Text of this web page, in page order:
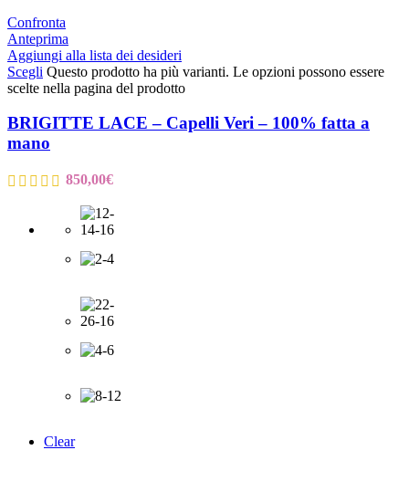
Confronta
Anteprima
Aggiungi alla lista dei desideri
Scegli Questo prodotto ha più varianti. Le opzioni possono essere
scelte nella pagina del prodotto
BRIGITTE LACE – Capelli Veri – 100% fatta a
mano
850,00€
Clear